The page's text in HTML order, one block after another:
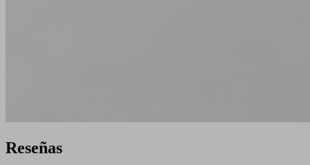
Reseñas